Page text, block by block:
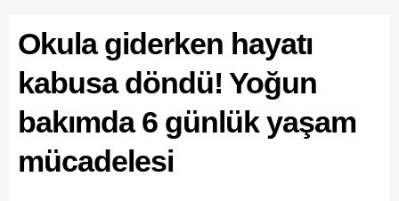
Okula giderken hayatı
kabusa döndü! Yoğun
bakımda 6 günlük yaşam
mücadelesi